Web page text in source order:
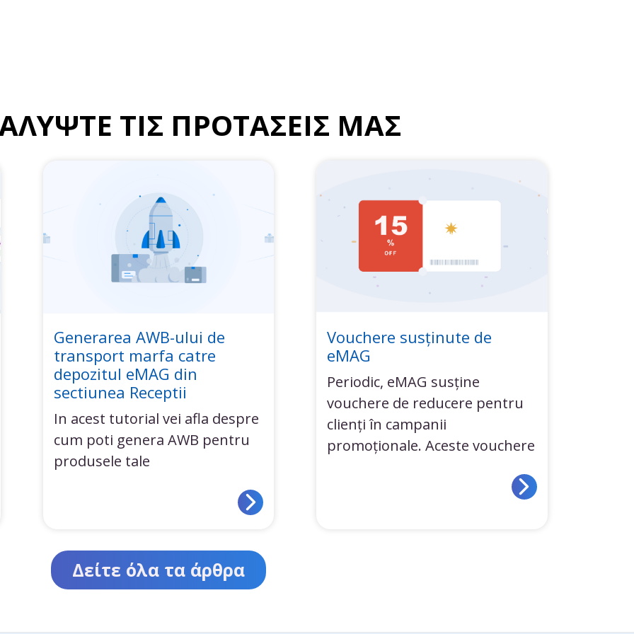
ΤΙΣ ΠΡΟΤΑΣΕΙΣ ΜΑΣ
Generarea AWB-ului de
transport marfa catre
depozitul eMAG din
sectiunea Receptii
In acest tutorial vei afla despre
cum poti genera AWB pentru
produsele tale
Vouchere susținute de
eMAG
Periodic, eMAG susține
vouchere de reducere pentru
clienți în campanii
promoționale. Aceste vouchere
Δείτε όλα τα άρθρα